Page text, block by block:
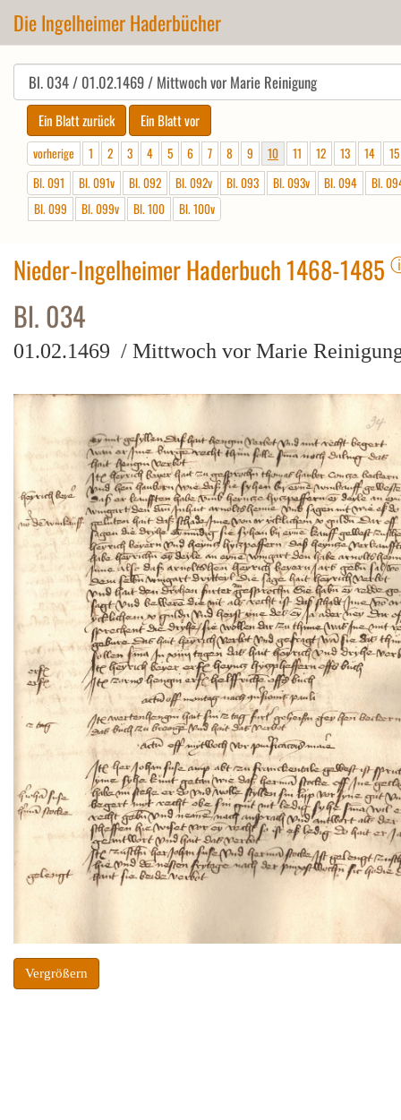
Die Ingelheimer Haderbücher
vorherige 1 2 3 4 5 6 7 8 9 10 11 12 13 14
15
Bl. 091
Bl. 091v Bl. 092 Bl. 092v Bl. 093 Bl. 093v Bl. 094
Bl.
Bl. 099
Bl. 099v Bl. 100 Bl. 100v
Nieder-Ingelheimer Haderbuch 1468-1485
Bl. 034
01.02.1469 / Mittwoch vor Marie
Vergrößern